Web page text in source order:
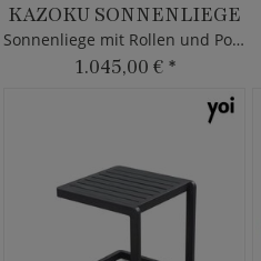
KAZOKU SONNENLIEGE
Sonnenliege mit Rollen und Polster
1.045,00 € *